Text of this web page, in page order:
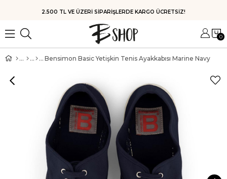
HIZLI KARGO
0
Bensimon Basic Yetişkin Tenis Ayakkabısı Marine Navy